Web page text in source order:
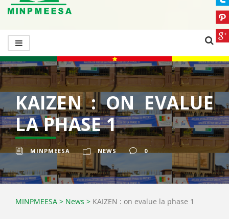
KAIZEN : ON EVALUE
LA PHASE 1
MINPMEESA NEWS 0
MINPMEESA > News > KAIZEN : on evalue la phase 1